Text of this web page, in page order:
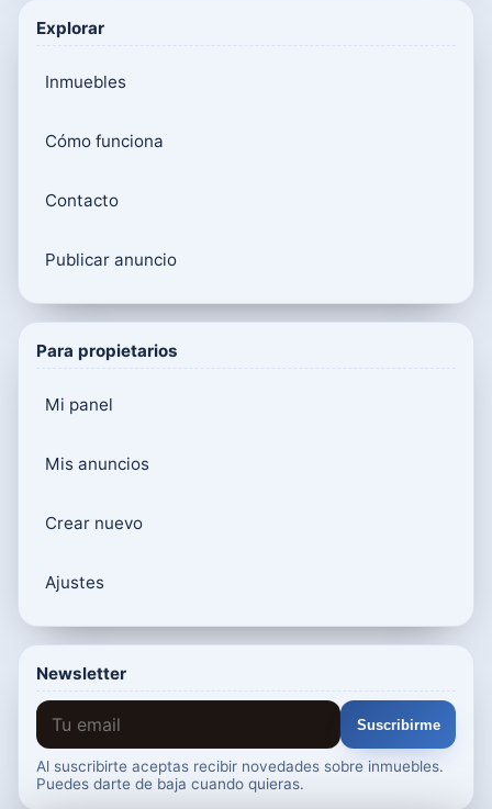
Explorar
Inmuebles
Cómo funciona
Contacto
Publicar anuncio
Para propietarios
Mi panel
Mis anuncios
Crear nuevo
Ajustes
Newsletter
Suscribirme
Al suscribirte aceptas recibir novedades sobre inmuebles.
Puedes darte de baja cuando quieras.